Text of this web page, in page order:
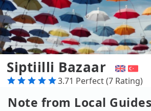
Siptiilli Bazaar
3.71 Perfect (7 Rating)
Note from Local Guides